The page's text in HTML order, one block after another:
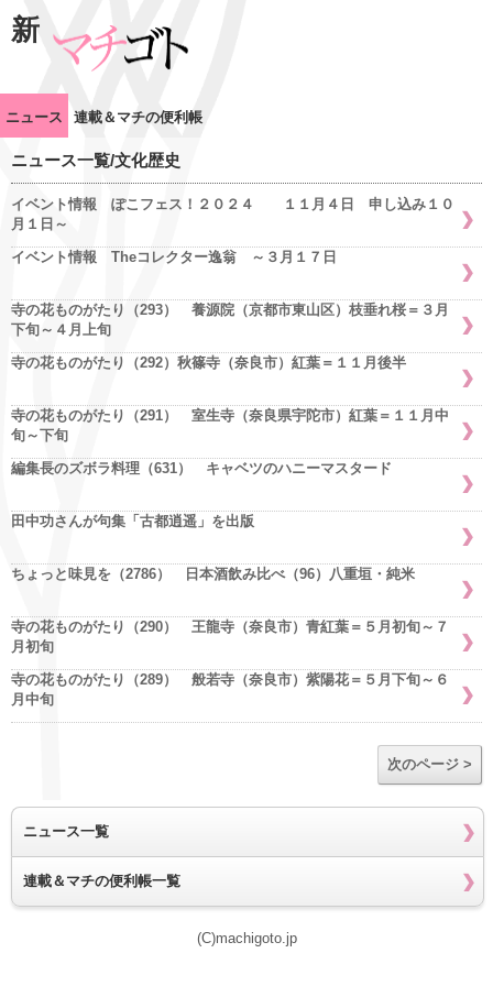
新
ニュース 連載＆マチの便利帳
ニュース一覧/文化歴史
イベント情報 ぽこフェス！２０２４ １１月４日 申し込み１０
月１日～
イベント情報 Theコレクター逸翁 ～３月１７日
寺の花ものがたり（293） 養源院（京都市東山区）枝垂れ桜＝３月
下旬～４月上旬
寺の花ものがたり（292）秋篠寺（奈良市）紅葉＝１１月後半
寺の花ものがたり（291） 室生寺（奈良県宇陀市）紅葉＝１１月中
旬～下旬
編集長のズボラ料理（631） キャベツのハニーマスタード
田中功さんが句集「古都逍遥」を出版
ちょっと味見を（2786） 日本酒飲み比べ（96）八重垣・純米
寺の花ものがたり（290） 王龍寺（奈良市）青紅葉＝５月初旬～７
月初旬
寺の花ものがたり（289） 般若寺（奈良市）紫陽花＝５月下旬～６
月中旬
次のページ >
ニュース一覧
連載＆マチの便利帳一覧
(C)machigoto.jp